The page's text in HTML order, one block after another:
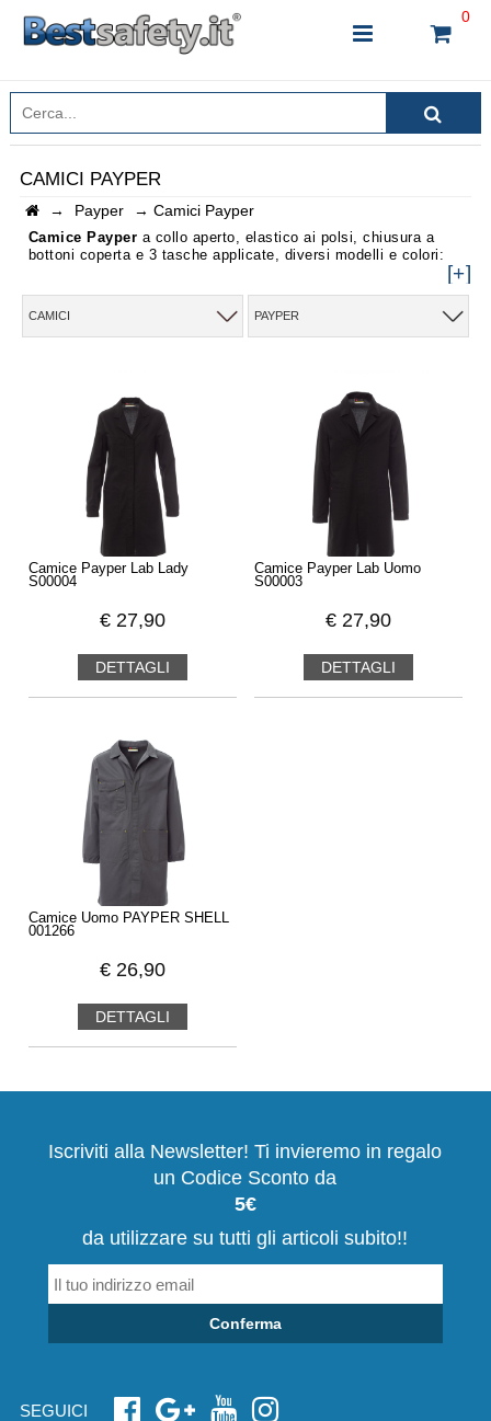
0
INSERISCI IL NOME DEL PRODOTTO CHE STAI
CERCANDO
CHIUDI RICERCA
CAMICI PAYPER
→ Payper → Camici Payper
Camice Payper a collo aperto, elastico ai polsi, chiusura a
bottoni coperta e 3 tasche applicate, diversi modelli e colori:
[+]
CAMICI PAYPER
Camice Payper Lab Lady
S00004
€ 27,90
DETTAGLI
Camice Payper Lab Uomo
S00003
€ 27,90
DETTAGLI
Camice Uomo PAYPER SHELL
001266
€ 26,90
DETTAGLI
Iscriviti alla Newsletter! Ti invieremo in regalo
un Codice Sconto da
5€
da utilizzare su tutti gli articoli subito!!
Conferma
SEGUICI